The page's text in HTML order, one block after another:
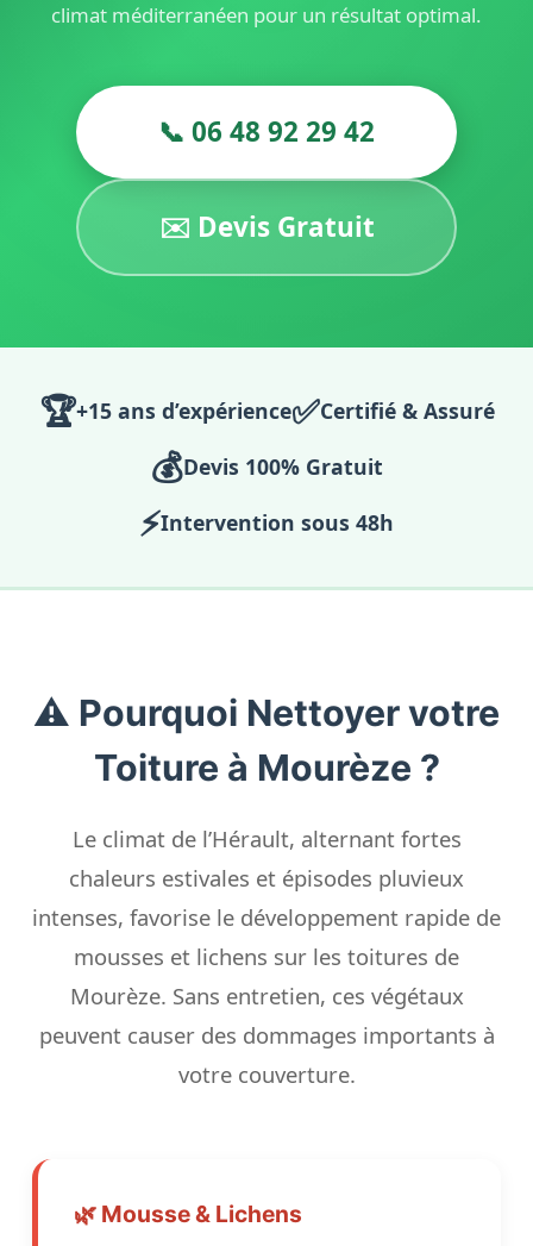
climat méditerranéen pour un résultat optimal.
📞 06 48 92 29 42
✉️ Devis Gratuit
🏆+15 ans d’expérience✅Certifié & Assuré
💰Devis 100% Gratuit
⚡Intervention sous 48h
⚠️ Pourquoi Nettoyer votre
Toiture à Mourèze ?
Le climat de l’Hérault, alternant fortes
chaleurs estivales et épisodes pluvieux
intenses, favorise le développement rapide de
mousses et lichens sur les toitures de
Mourèze. Sans entretien, ces végétaux
peuvent causer des dommages importants à
votre couverture.
🌿 Mousse & Lichens